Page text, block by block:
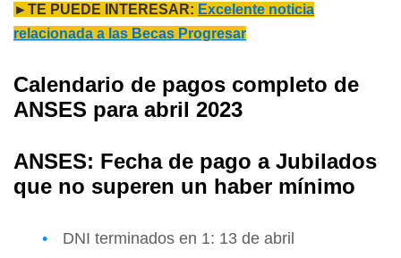
►TE PUEDE INTERESAR: Excelente noticia
relacionada a las Becas Progresar
Calendario de pagos completo de
ANSES para abril 2023
ANSES: Fecha de pago a Jubilados
que no superen un haber mínimo
DNI terminados en 1: 13 de abril